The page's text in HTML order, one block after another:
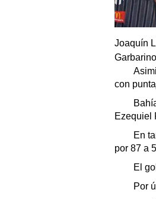
Joaquín
con
Ezequiel
En
por 87 a
El
Por